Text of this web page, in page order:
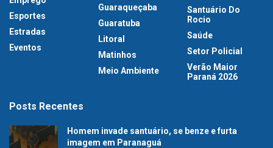
Esportes
Estradas
Eventos
Guaraqueçaba
Guaratuba
Litoral
Matinhos
Meio Ambiente
Santuário Do
Rocio
Saúde
Setor Policial
Verão Maior
Paraná 2026
Posts Recentes
Homem invade santuário, se benze e furta
imagem em Paranaguá